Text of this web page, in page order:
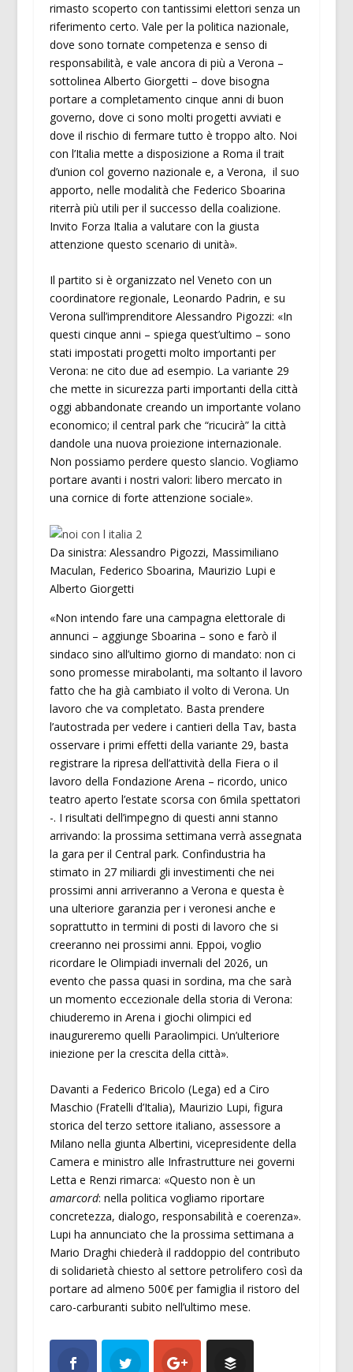
rimasto scoperto con tantissimi elettori senza un
riferimento certo. Vale per la politica nazionale,
dove sono tornate competenza e senso di
responsabilità, e vale ancora di più a Verona –
sottolinea Alberto Giorgetti – dove bisogna
portare a completamento cinque anni di buon
governo, dove ci sono molti progetti avviati e
dove il rischio di fermare tutto è troppo alto. Noi
con l’Italia mette a disposizione a Roma il trait
d’union col governo nazionale e, a Verona, il suo
apporto, nelle modalità che Federico Sboarina
riterrà più utili per il successo della coalizione.
Invito Forza Italia a valutare con la giusta
attenzione questo scenario di unità».
Il partito si è organizzato nel Veneto con un
coordinatore regionale, Leonardo Padrin, e su
Verona sull’imprenditore Alessandro Pigozzi: «In
questi cinque anni – spiega quest’ultimo – sono
stati impostati progetti molto importanti per
Verona: ne cito due ad esempio. La variante 29
che mette in sicurezza parti importanti della città
oggi abbandonate creando un importante volano
economico; il central park che “ricucirà” la città
dandole una nuova proiezione internazionale.
Non possiamo perdere questo slancio. Vogliamo
portare avanti i nostri valori: libero mercato in
una cornice di forte attenzione sociale».
Da sinistra: Alessandro Pigozzi, Massimiliano
Maculan, Federico Sboarina, Maurizio Lupi e
Alberto Giorgetti
«Non intendo fare una campagna elettorale di
annunci – aggiunge Sboarina – sono e farò il
sindaco sino all’ultimo giorno di mandato: non ci
sono promesse mirabolanti, ma soltanto il lavoro
fatto che ha già cambiato il volto di Verona. Un
lavoro che va completato. Basta prendere
l’autostrada per vedere i cantieri della Tav, basta
osservare i primi effetti della variante 29, basta
registrare la ripresa dell’attività della Fiera o il
lavoro della Fondazione Arena – ricordo, unico
teatro aperto l’estate scorsa con 6mila spettatori
-. I risultati dell’impegno di questi anni stanno
arrivando: la prossima settimana verrà assegnata
la gara per il Central park. Confindustria ha
stimato in 27 miliardi gli investimenti che nei
prossimi anni arriveranno a Verona e questa è
una ulteriore garanzia per i veronesi anche e
soprattutto in termini di posti di lavoro che si
creeranno nei prossimi anni. Eppoi, voglio
ricordare le Olimpiadi invernali del 2026, un
evento che passa quasi in sordina, ma che sarà
un momento eccezionale della storia di Verona:
chiuderemo in Arena i giochi olimpici ed
inaugureremo quelli Paraolimpici. Un’ulteriore
iniezione per la crescita della città».
Davanti a Federico Bricolo (Lega) ed a Ciro
Maschio (Fratelli d’Italia), Maurizio Lupi, figura
storica del terzo settore italiano, assessore a
Milano nella giunta Albertini, vicepresidente della
Camera e ministro alle Infrastrutture nei governi
Letta e Renzi rimarca: «Questo non è un
amarcord: nella politica vogliamo riportare
concretezza, dialogo, responsabilità e coerenza».
Lupi ha annunciato che la prossima settimana a
Mario Draghi chiederà il raddoppio del contributo
di solidarietà chiesto al settore petrolifero così da
portare ad almeno 500€ per famiglia il ristoro del
caro-carburanti subito nell’ultimo mese.